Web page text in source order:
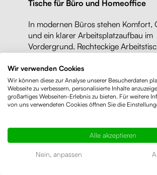
Tische für Büro und Homeoffice
In modernen Büros stehen Komfort,
und ein klarer Arbeitsplatzaufbau im
Vordergrund. Rechteckige
Dokumentenablagen und technische
Nutzer, die lange am Bildschirm
profitieren von anpassbaren
stabilen Gestellen. Modelle mit
dynamisches Arbeiten im Sitzen und
ausgelegt ist.
Wir verwenden Cookies
Wir können diese zur Analyse unserer Besucherdaten
Webseite zu verbessern, personalisierte Inhalte
großartiges Webseiten-Erlebnis zu bieten. Für weitere
von uns verwendeten Cookies öffnen Sie die
Alle akzeptieren
Nein, anpassen